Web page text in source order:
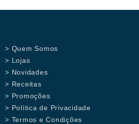
> Quem Somos
> Lojas
> Novidades
> Receitas
> Promoções
> Política de Privacidade
> Termos e Condições